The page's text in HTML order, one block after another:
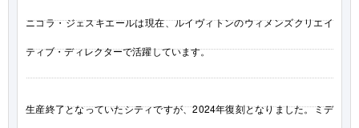
ニコラ・ジェスキエールは現在、ルイヴィトンのウィメンズクリエイ
ティブ・ディレクターで活躍しています。
生産終了となっていたシティですが、2024年復刻となりました。ミデ